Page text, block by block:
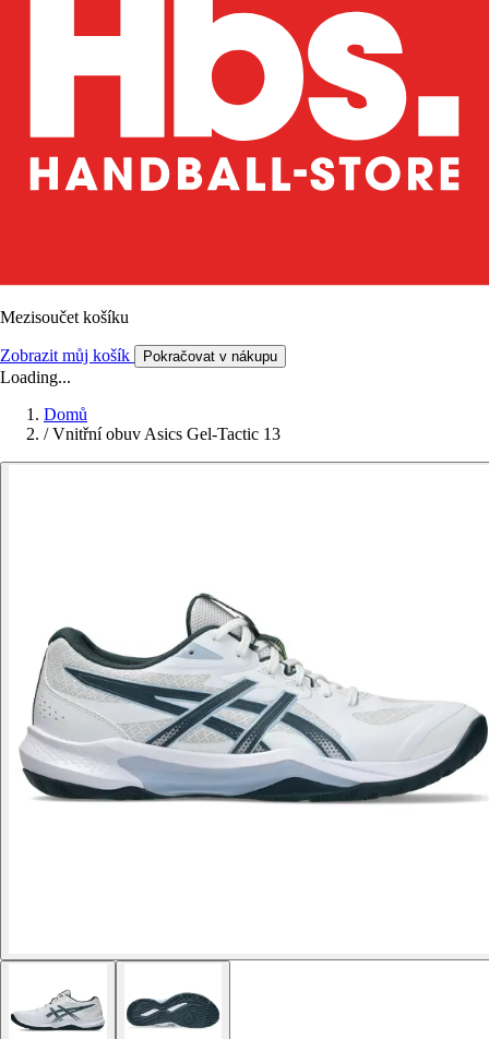
Mezisoučet košíku
Zobrazit můj košík Pokračovat v nákupu
Loading...
Domů
/ Vnitřní obuv Asics Gel-Tactic 13